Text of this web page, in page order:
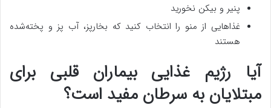
پنیر و بیکن نخورید
غذاهایی از منو را انتخاب کنید که بخارپز، آب پز و پخته‌شده
هستند
آیا رژیم غذایی بیماران قلبی برای
مبتلایان به سرطان مفید است؟